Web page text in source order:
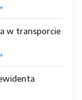
w transporcie